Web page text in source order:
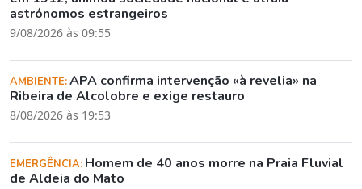
astrónomos estrangeiros
9/08/2026 às 09:55
AMBIENTE:APA confirma intervenção «à revelia» na
Ribeira de Alcolobre e exige restauro
8/08/2026 às 19:53
EMERGÊNCIA: Homem de 40 anos morre na Praia Fluvial
de Aldeia do Mato